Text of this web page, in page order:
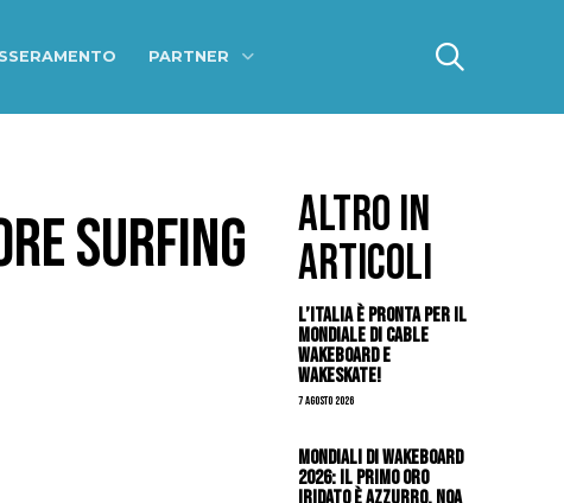
PARTNER
SURFING
ALTRO IN
ARTICOLI
L’Italia è pronta per il
Mondiale di Cable
Wakeboard e
Wakeskate!
7 Agosto 2026
Mondiali di Wakeboard
2026: il primo oro
iridato è azzurro, Noa